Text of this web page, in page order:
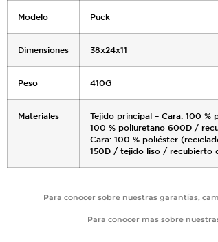
Modelo Puck
Dimensiones 38x24x11
Peso 410G
Materiales
Tejido principal – Cara: 100 %
100 % poliuretano 600D /
Cara: 100 % poliéster
150D / tejido liso / recubierto
Para conocer sobre nuestras garantías,
Para conocer mas sobre